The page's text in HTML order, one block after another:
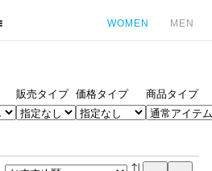
WOMEN MEN
販売タイプ 価格タイプ 商品タイプ